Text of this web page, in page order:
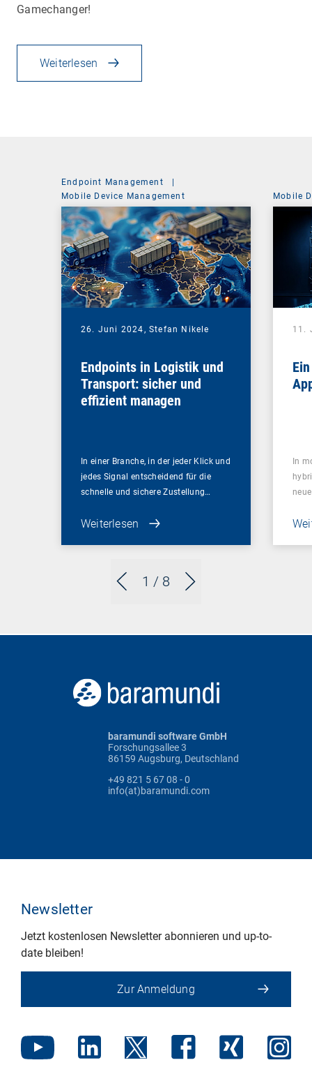
Gamechanger!
Weiterlesen
1 / 8
Endpoint Management
|
Mobile Device Management
26. Juni 2024, Stefan Nikele
Endpoints in Logistik und
Transport: sicher und
effizient managen
In einer Branche, in der jeder Klick und
jedes Signal entscheidend für die
schnelle und sichere Zustellung…
Weiterlesen
Mobile
11.
In
baramundi software GmbH
Forschungsallee 3
86159 Augsburg, Deutschland
+49 821 5 67 08 - 0
info(at)baramundi.com
Newsletter
Jetzt kostenlosen Newsletter abonnieren und up-to-
date bleiben!
Zur Anmeldung